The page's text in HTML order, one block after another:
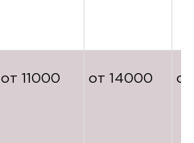
от 11000 от 14000